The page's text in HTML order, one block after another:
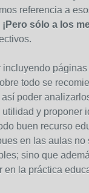
referencia a
¡Pero sólo a los
incluyendo
todo se
así poder
y proponer
buen recurso
en las aulas no
sino que
en la práctica